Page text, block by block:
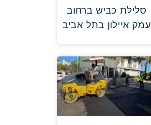
סלילת כביש ברחוב
עמק איילון בתל אביב